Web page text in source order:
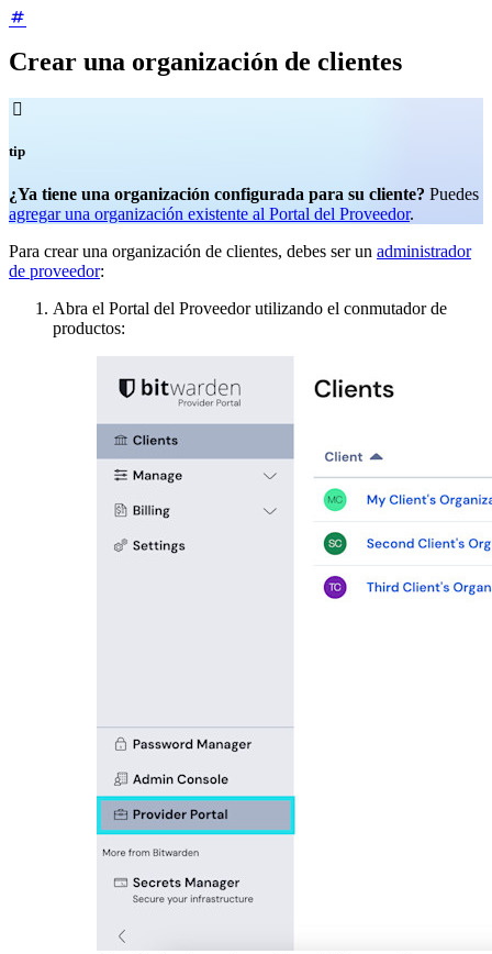
Crear una organización de clientes

tip
¿Ya tiene una organización configurada para su cliente? Puedes
agregar una organización existente al Portal del Proveedor.
Para crear una organización de clientes, debes ser un administrador
de proveedor:
Abra el Portal del Proveedor utilizando el conmutador de
productos: